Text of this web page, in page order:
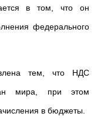
в том, что он
федерального
тем, что НДС
мира, при этом
в бюджеты.